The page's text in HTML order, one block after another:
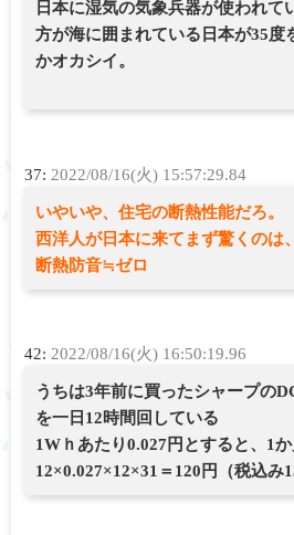
日本に湿気の気象兵器が使われて
方が海に囲まれている日本が35度
かオカシイ。
37: 2022/08/16(火) 15:57:29.84
いやいや、住宅の断熱性能だろ。
西洋人が日本に来てまず驚くのは
断熱防音≒ゼロ
42: 2022/08/16(火) 16:50:19.96
うちは3年前に買ったシャープの
を一日12時間回している
1Wｈあたり0.027円とすると、1
12×0.027×12×31＝120円（税込み